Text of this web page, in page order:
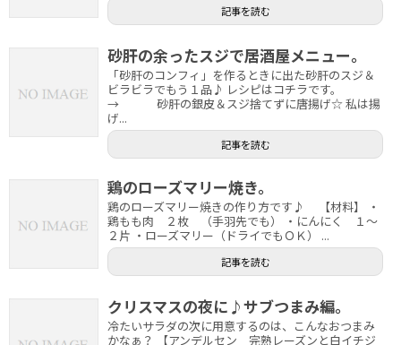
記事を読む
砂肝の余ったスジで居酒屋メニュー。
「砂肝のコンフィ」を作るときに出た砂肝のスジ＆
ビラビラでもう１品♪ レシピはコチラです。
→ 砂肝の銀皮＆スジ捨てずに唐揚げ☆ 私は揚
げ...
記事を読む
鶏のローズマリー焼き。
鶏のローズマリー焼きの作り方です♪ 【材料】 ・
鶏もも肉 ２枚 （手羽先でも） ・にんにく １～
２片 ・ローズマリー（ドライでもＯＫ） ...
記事を読む
クリスマスの夜に♪サブつまみ編。
冷たいサラダの次に用意するのは、こんなおつまみ
かなぁ？ 【アンデルセン 完熟レーズンと白イチジ